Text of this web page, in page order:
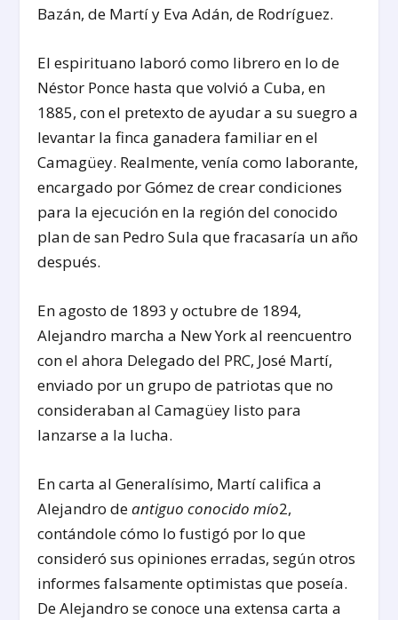
Bazán, de Martí y Eva Adán, de Rodríguez.
El espirituano laboró como librero en lo de
Néstor Ponce hasta que volvió a Cuba, en
1885, con el pretexto de ayudar a su suegro a
levantar la finca ganadera familiar en el
Camagüey. Realmente, venía como laborante,
encargado por Gómez de crear condiciones
para la ejecución en la región del conocido
plan de san Pedro Sula que fracasaría un año
después.
En agosto de 1893 y octubre de 1894,
Alejandro marcha a New York al reencuentro
con el ahora Delegado del PRC, José Martí,
enviado por un grupo de patriotas que no
consideraban al Camagüey listo para
lanzarse a la lucha.
En carta al Generalísimo, Martí califica a
Alejandro deantiguo conocido mío2,
contándole cómo lo fustigó por lo que
consideró sus opiniones erradas, según otros
informes falsamente optimistas que poseía.
De Alejandro se conoce una extensa carta a